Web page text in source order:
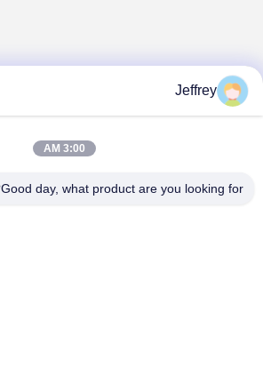
Jeffrey
3:00 AM
Good day, what product are you looking for?